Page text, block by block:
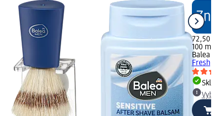
72,50 Kč
100 ml
Balea
Fresh,